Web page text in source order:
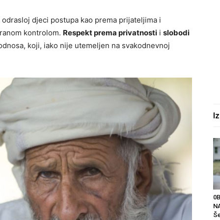
djeci postupa kao prema prijateljima i
kontrolom. Respekt prema privatnosti i slobodi
koji, iako nije utemeljen na svakodnevnoj